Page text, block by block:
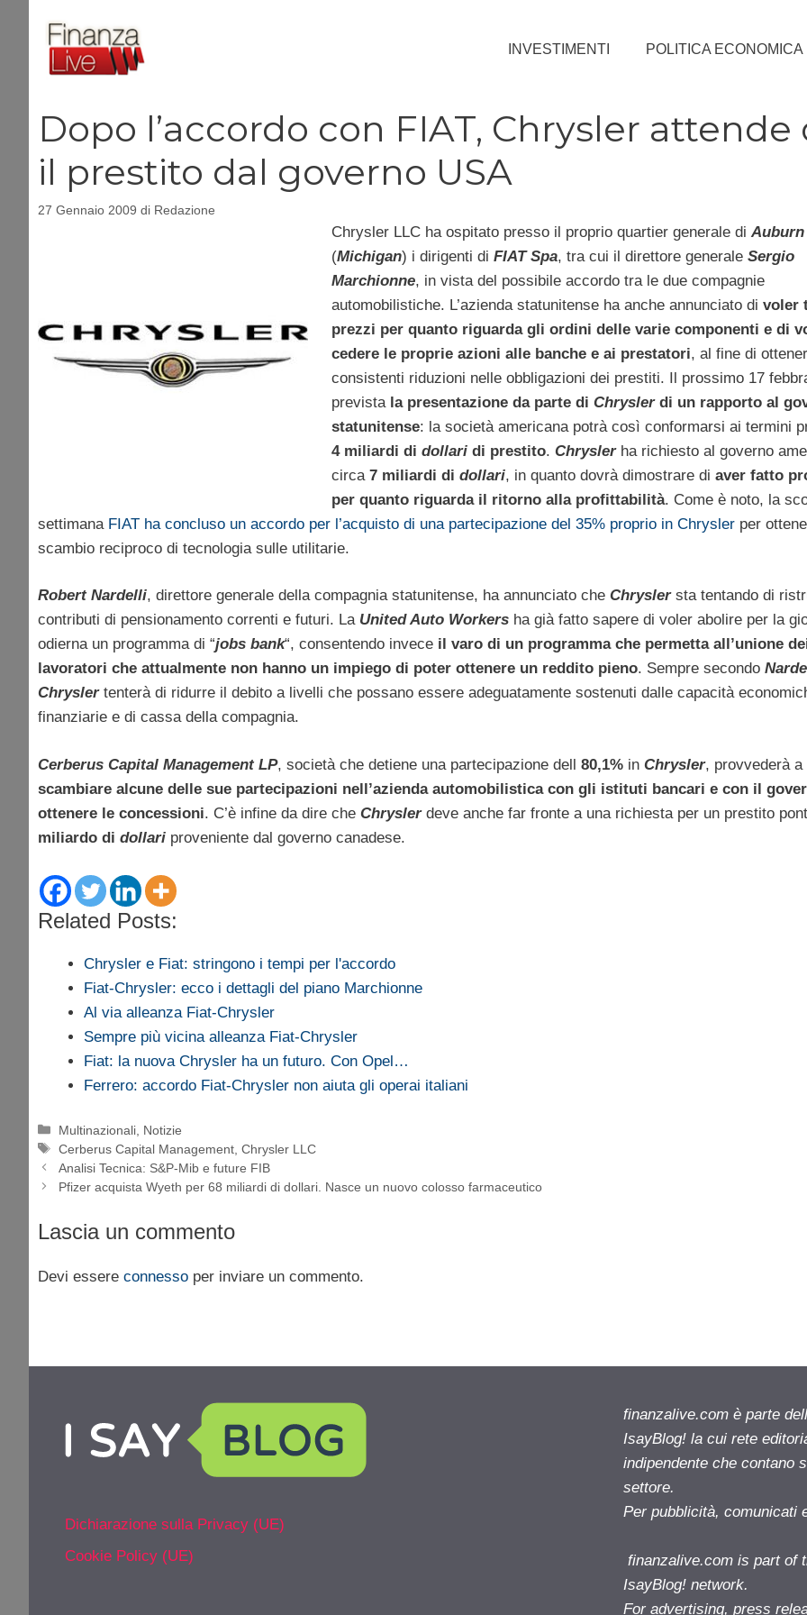
contenuto
INVESTIMENTI POLITICA ECONOMICA
Dopo l’accordo con FIAT, Chrysler attende
il prestito dal governo USA
27 Gennaio 2009 di Redazione
Chrysler LLC ha ospitato presso il proprio quartier generale di
(Michigan) i dirigenti di FIAT Spa, tra cui il direttore generale Sergio
Marchionne, in vista del possibile accordo tra le due compagnie
automobilistiche. L’azienda statunitense ha anche annunciato di voler
prezzi per quanto riguarda gli ordini delle varie componenti e di
cedere le proprie azioni alle banche e ai prestatori, al fine di
consistenti riduzioni nelle obbligazioni dei prestiti. Il prossimo 17
prevista la presentazione da parte di Chryslerdi un rapporto al
statunitense: la società americana potrà così conformarsi ai termini
4 miliardi di dollaridi prestito. Chryslerha richiesto al governo
circa 7 miliardi di dollari, in quanto dovrà dimostrare di aver fatto
per quanto riguarda il ritorno alla profittabilità. Come è noto, la
settimana FIAT ha concluso un accordo per l’acquisto di una partecipazione del 35% proprio in Chrysler per
scambio reciproco di tecnologia sulle utilitarie.
Robert Nardelli, direttore generale della compagnia statunitense, ha annunciato che Chryslersta tentando di
contributi di pensionamento correnti e futuri. La United Auto Workers ha già fatto sapere di voler abolire per la
odierna un programma di “jobs bank“, consentendo invece il varo di un programma che permetta all’unione
lavoratori che attualmente non hanno un impiego di poter ottenere un reddito pieno. Sempre secondo
Chryslertenterà di ridurre il debito a livelli che possano essere adeguatamente sostenuti dalle capacità
finanziarie e di cassa della compagnia.
Cerberus Capital Management LP, società che detiene una partecipazione dell 80,1% in Chrysler, provvederà a
scambiare alcune delle sue partecipazioni nell’azienda automobilistica con gli istituti bancari e con il
ottenere le concessioni. C’è infine da dire che Chryslerdeve anche far fronte a una richiesta per un prestito
miliardo di dollari proveniente dal governo canadese.
Related Posts:
Chrysler e Fiat: stringono i tempi per l'accordo
Fiat-Chrysler: ecco i dettagli del piano Marchionne
Al via alleanza Fiat-Chrysler
Sempre più vicina alleanza Fiat-Chrysler
Fiat: la nuova Chrysler ha un futuro. Con Opel…
Ferrero: accordo Fiat-Chrysler non aiuta gli operai italiani
Categorie
Multinazionali Notizie
Tag
Cerberus Capital Management ,Chrysler LLC
Analisi Tecnica: S&P-Mib e future FIB
Pfizer acquista Wyeth per 68 miliardi di dollari. Nasce un nuovo colosso farmaceutico
Lascia un commento
Devi essere connesso per inviare un commento.
Dichiarazione sulla Privacy (UE)
Cookie Policy (UE)
finanzalive.com è parte
IsayBlog! la cui rete
indipendente che contano
settore.
Per pubblicità, comunicati
finanzalive.com is part of
IsayBlog! network.
For advertising, press